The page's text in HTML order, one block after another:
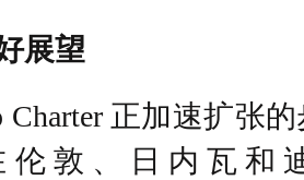
展望
Charter 正加速扩张
伦敦、日内瓦和